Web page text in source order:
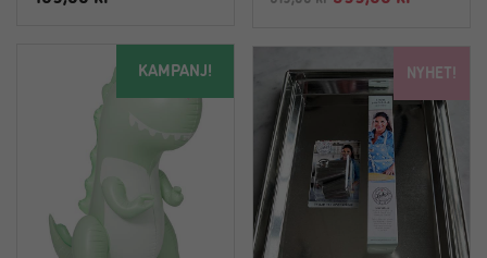
priset
var:
619,00 kr.
priset
är:
599,00
KAMPANJ! NYHET!